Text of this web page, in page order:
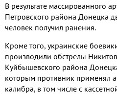
В результате массированного
Петровского района Донецка
человек получил ранения.
Кроме того, украинские
производили обстрелы
Куйбышевского района
которым противник применял
калибра, в том числе с